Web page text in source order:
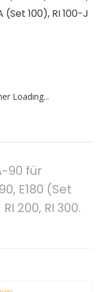
(Set 100), RI 100-J
Loading...
90 für
E180 (Set
200, RI 300.